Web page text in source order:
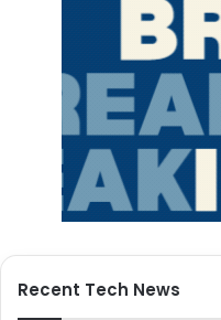
Recent Tech News